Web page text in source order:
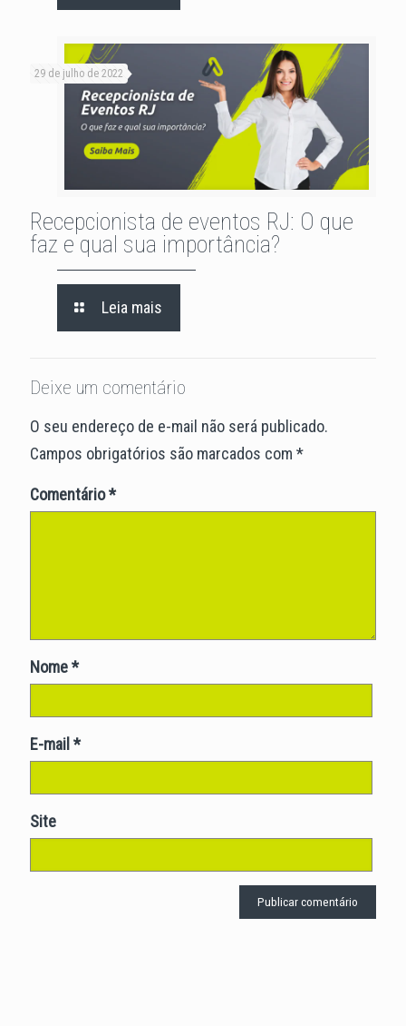
29 de julho de 2022
Recepcionista de eventos RJ: O que
faz e qual sua importância?
Leia mais
Deixe um comentário
O seu endereço de e-mail não será publicado.
Campos obrigatórios são marcados com *
Comentário*
Nome*
E-mail *
Site